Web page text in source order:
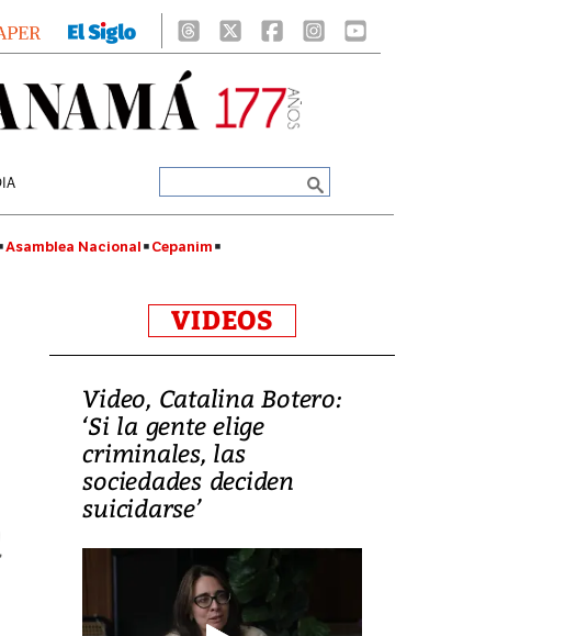
Asamblea Nacional Cepanim
VIDEOS
Video, Catalina Botero:
‘Si la gente elige
criminales, las
sociedades deciden
suicidarse’